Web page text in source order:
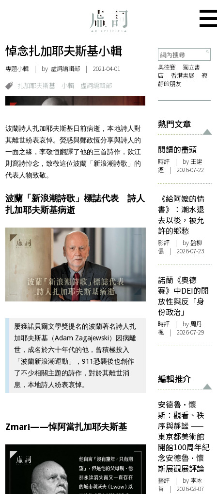
悼念扎加耶夫斯基小輯
專題小輯 | by 虛詞編輯部 | 2021-04-01
扎加耶夫斯基 小輯 虛詞編輯部
波蘭詩人扎加耶夫斯基日前病逝，本地詩人對
其離世紛表哀悼。熒惑與鄭政恆分享與詩人的
一面之緣，李敬恒翻譯了他的三首詩作，飲江
則寫詩悼念，致敬這位波蘭「新浪潮詩歌」的
代表人物致敬。
波蘭「新浪潮詩歌」標誌代表 詩人
扎加耶夫斯基病逝
屢獲諾貝爾文學獎提名的波蘭著名詩人扎
加耶夫斯基（Adam Zagajewski）因病離
世，成名於六十年代的他，曾積極投入
「波蘭新浪潮運動」，911恐襲後也創作
了不少相關主題的詩作，對於其離世消
息，本地詩人紛表哀悼。
Zmarł——悼阿當扎加耶夫斯基
奧德賽
獨立書
店
香港書展
寂
靜的朋友
熱門文章
閱讀的盡頭
時評 | by 王建
鏗 | 2026-07-22
《給阿嬤的情
書》：潮水退
去以後，被允
許的鄉愁
影評 | by 盤柳
儂 | 2026-07-23
諾蘭《奧德
賽》中DEI的開
放性與反「身
份政治」
時評 | by周丹
楓 | 2026-07-29
編輯推介
安德魯·懷
斯：觀看、秩
序與靜謐 ——
東京都美術館
開館100周年紀
念安德魯·懷
斯展觀展評論
藝評 | by 李冰
苔 | 2026-08-07